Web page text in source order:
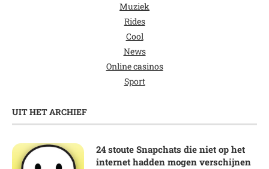
Muziek
Rides
Cool
News
Online casinos
Sport
UIT HET ARCHIEF
24 stoute Snapchats die niet op het
internet hadden mogen verschijnen